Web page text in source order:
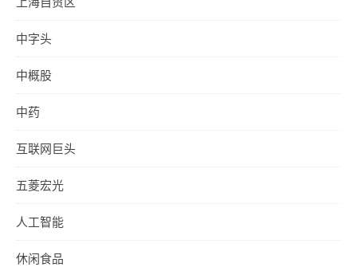
中字头
中概股
中药
互联网巨头
五菱宏光
人工智能
休闲食品